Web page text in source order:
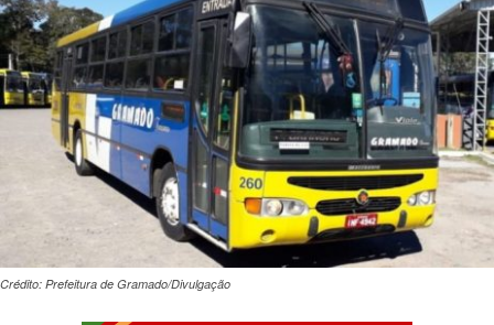
Crédito: Prefeitura de Gramado/Divulgação